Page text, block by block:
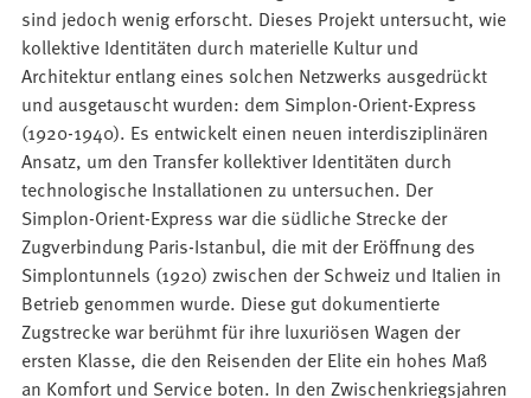
sind jedoch wenig erforscht. Dieses Projekt untersucht, wie
kollektive Identitäten durch materielle Kultur und
Architektur entlang eines solchen Netzwerks ausgedrückt
und ausgetauscht wurden: dem Simplon-Orient-Express
(1920-1940). Es entwickelt einen neuen interdisziplinären
Ansatz, um den Transfer kollektiver Identitäten durch
technologische Installationen zu untersuchen. Der
Simplon-Orient-Express war die südliche Strecke der
Zugverbindung Paris-Istanbul, die mit der Eröffnung des
Simplontunnels (1920) zwischen der Schweiz und Italien in
Betrieb genommen wurde. Diese gut dokumentierte
Zugstrecke war berühmt für ihre luxuriösen Wagen der
ersten Klasse, die den Reisenden der Elite ein hohes Maß
an Komfort und Service boten. In den Zwischenkriegsjahren